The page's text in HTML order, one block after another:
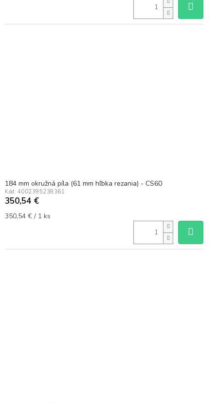
184 mm okružná píla (61 mm hľbka rezania) - CS60
Kód: 4002395238361
350,54 €
Jednotková
350,54 € / 1 ks